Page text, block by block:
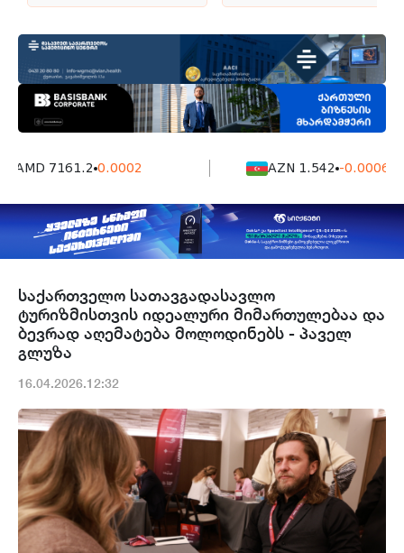
AMD 7161.2 0.0002 AZN 1.542 -0.0006
საქართველო სათავგადასავლო
ტურიზმისთვის იდეალური მიმართულებაა და
ბევრად აღემატება მოლოდინებს - პაველ
გლუზა
16.04.2026.12:32